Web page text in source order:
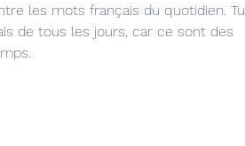
les mots français du quotidien. Tu
de tous les jours, car ce sont des